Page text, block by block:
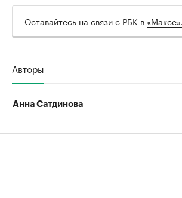
Оставайтесь на связи с РБК в «Максе».
Авторы
Анна Сатдинова